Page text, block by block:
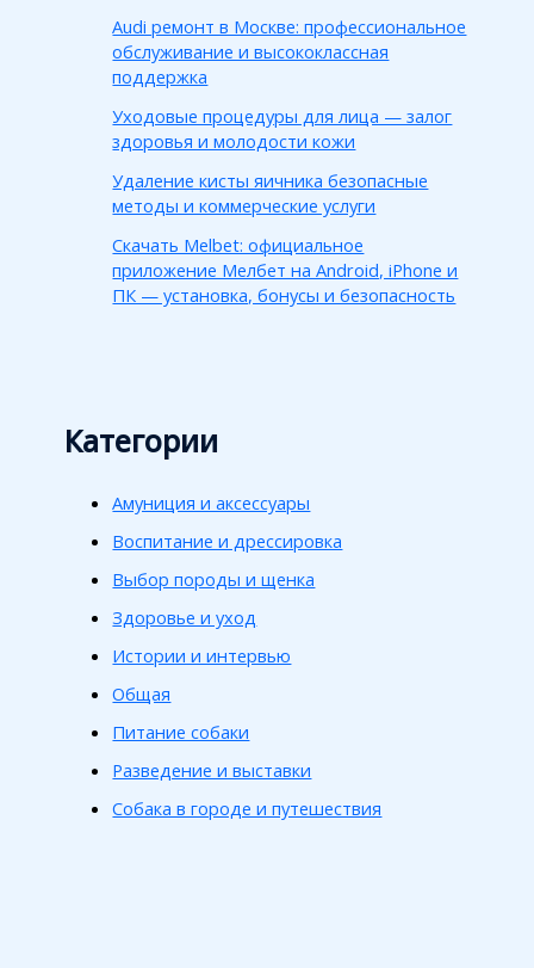
Audi ремонт в Москве: профессиональное
обслуживание и высококлассная
поддержка
Уходовые процедуры для лица — залог
здоровья и молодости кожи
Удаление кисты яичника безопасные
методы и коммерческие услуги
Скачать Melbet: официальное
приложение Мелбет на Android, iPhone и
ПК — установка, бонусы и безопасность
Категории
Амуниция и аксессуары
Воспитание и дрессировка
Выбор породы и щенка
Здоровье и уход
Истории и интервью
Общая
Питание собаки
Разведение и выставки
Собака в городе и путешествия